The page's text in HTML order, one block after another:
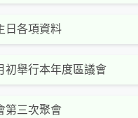
日各項資料
初舉行本年度區議會
第三次聚會